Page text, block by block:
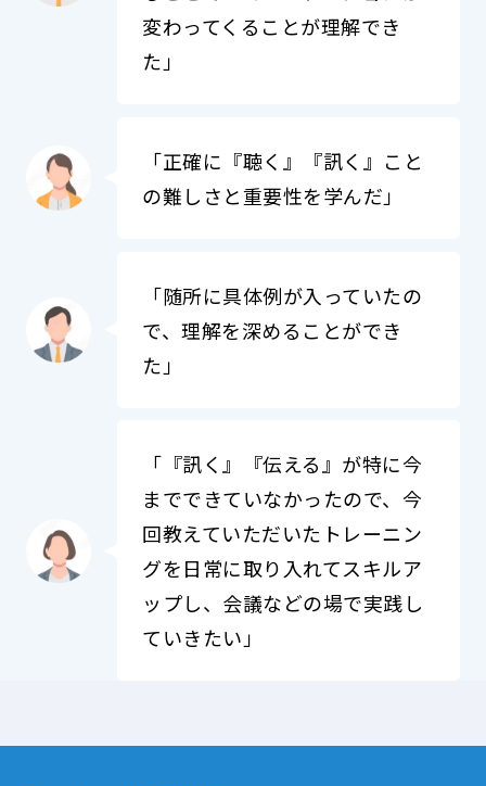
変わってくることが理解でき
た」
「正確に『聴く』『訊く』こと
の難しさと重要性を学んだ」
「随所に具体例が入っていたの
で、理解を深めることができ
た」
「『訊く』『伝える』が特に今
までできていなかったので、今
回教えていただいたトレーニン
グを日常に取り入れてスキルア
ップし、会議などの場で実践し
ていきたい」